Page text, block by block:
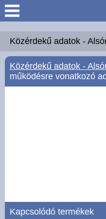
Keresés
Köszöntő
Hírek
Galéria
Közérdekű adatok -
Közérdekű adatok -
működésre vonatkozó
Kapcsolódó termékek